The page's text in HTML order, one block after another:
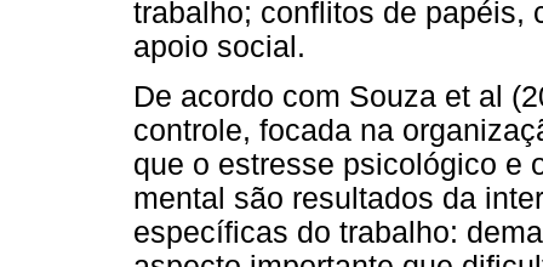
trabalho; conflitos de papéis,
apoio social.
De acordo com Souza et al
controle, focada na
que o estresse psicológico e
mental são resultados da
específicas do trabalho: